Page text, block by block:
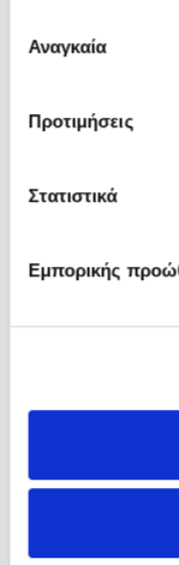
συγκατάθεσης
Αναγκαία
Προτιμήσεις
Στατιστικά
Εμπορικής